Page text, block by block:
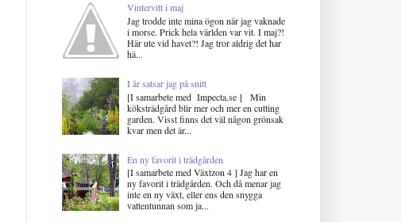
Vintervitt i maj
Jag trodde inte mina ögon när jag vaknade
i morse. Prick hela världen var vit. I maj?!
Här ute vid havet?! Jag tror aldrig det har
hä...
I år satsar jag på snitt
[I samarbete med Impecta.se ] Min
köksträdgård blir mer och mer en cutting
garden. Visst finns det väl någon grönsak
kvar men det är...
En ny favorit i trädgården
[I samarbete med Växtzon 4 ] Jag har en
ny favorit i trädgården. Och då menar jag
inte en ny växt, eller ens den snygga
vattentunnan som ja...